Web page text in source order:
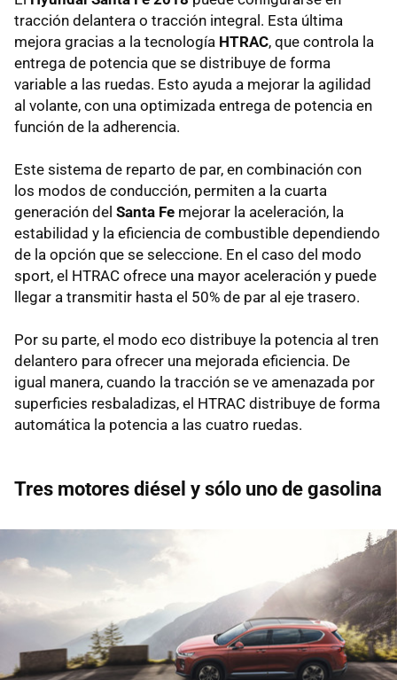
tracción delantera o tracción integral. Esta última
mejora gracias a la tecnología HTRAC, que controla la
entrega de potencia que se distribuye de forma
variable a las ruedas. Esto ayuda a mejorar la agilidad
al volante, con una optimizada entrega de potencia en
función de la adherencia.
Este sistema de reparto de par, en combinación con
los modos de conducción, permiten a la cuarta
generación del Santa Fe mejorar la aceleración, la
estabilidad y la eficiencia de combustible dependiendo
de la opción que se seleccione. En el caso del modo
sport, el HTRAC ofrece una mayor aceleración y puede
llegar a transmitir hasta el 50% de par al eje trasero.
Por su parte, el modo eco distribuye la potencia al tren
delantero para ofrecer una mejorada eficiencia. De
igual manera, cuando la tracción se ve amenazada por
superficies resbaladizas, el HTRAC distribuye de forma
automática la potencia a las cuatro ruedas.
Tres motores diésel y sólo uno de gasolina